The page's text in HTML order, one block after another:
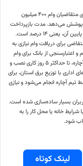
، برای متقاضیان وام ۴۰۰ میلیون
هزینه نیروگاه را پوشش می‌دهد. مدت بازپرداخت
برای دریافت وام نیازی به
از بانک برای وام
در ۷۲ ساعت انجام شده و پس از بررسی‌های متخصصان آچاره، تا حداکثر ۵ روز کاری نصب و
اداری با توزیع برق استان، برای
تیم آچاره انجام می‌شود و نیازی
بسیار ساده‌سازی شده است.
شرایط خانه یا محل کار را به
شود.
لینک کوتاه